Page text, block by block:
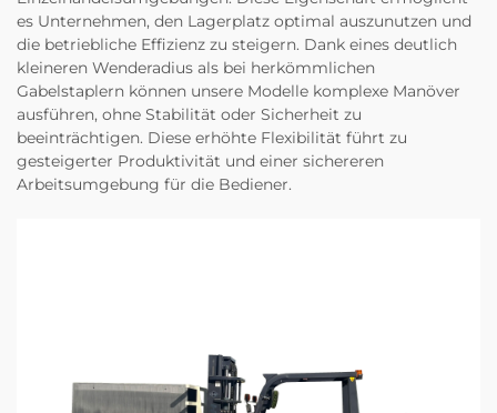
es Unternehmen, den Lagerplatz optimal auszunutzen und
die betriebliche Effizienz zu steigern. Dank eines deutlich
kleineren Wenderadius als bei herkömmlichen
Gabelstaplern können unsere Modelle komplexe Manöver
ausführen, ohne Stabilität oder Sicherheit zu
beeinträchtigen. Diese erhöhte Flexibilität führt zu
gesteigerter Produktivität und einer sichereren
Arbeitsumgebung für die Bediener.